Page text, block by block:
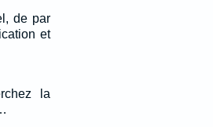
de par
et
la